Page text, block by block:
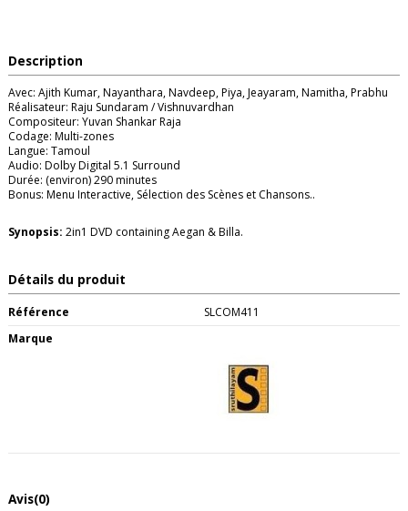
Description
Avec: Ajith Kumar, Nayanthara, Navdeep, Piya, Jeayaram, Namitha, Prabhu
Réalisateur: Raju Sundaram / Vishnuvardhan
Compositeur: Yuvan Shankar Raja
Codage: Multi-zones
Langue: Tamoul
Audio: Dolby Digital 5.1 Surround
Durée: (environ) 290 minutes
Bonus: Menu Interactive, Sélection des Scènes et Chansons..
Synopsis: 2in1 DVD containing Aegan & Billa.
Détails du produit
Référence
SLCOM411
Marque
Avis(0)